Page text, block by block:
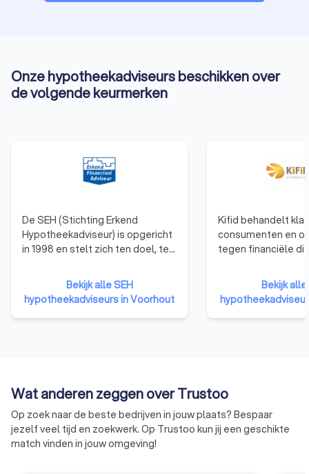
Onze hypotheekadviseurs beschikken over
de volgende keurmerken
De SEH (Stichting Erkend
Hypotheekadviseur) is opgericht
in 1998 en stelt zich ten doel, ten
aan de consument, de
voorwaarden voor de financieel
adviseur te scheppen om zijn
vakbekwaamheid op een hoger
Bekijk alle SEH
hypotheekadviseurs in Voorhout
Kifid behandelt
consumenten en
tegen financiële
klachteninstituut.
adviseurs en
aangesloten bij
rechter.
Bekijk
Wat anderen zeggen over Trustoo
Op zoek naar de beste bedrijven in jouw plaats? Bespaar
jezelf veel tijd en zoekwerk. Op Trustoo kun jij een geschikte
match vinden in jouw omgeving!